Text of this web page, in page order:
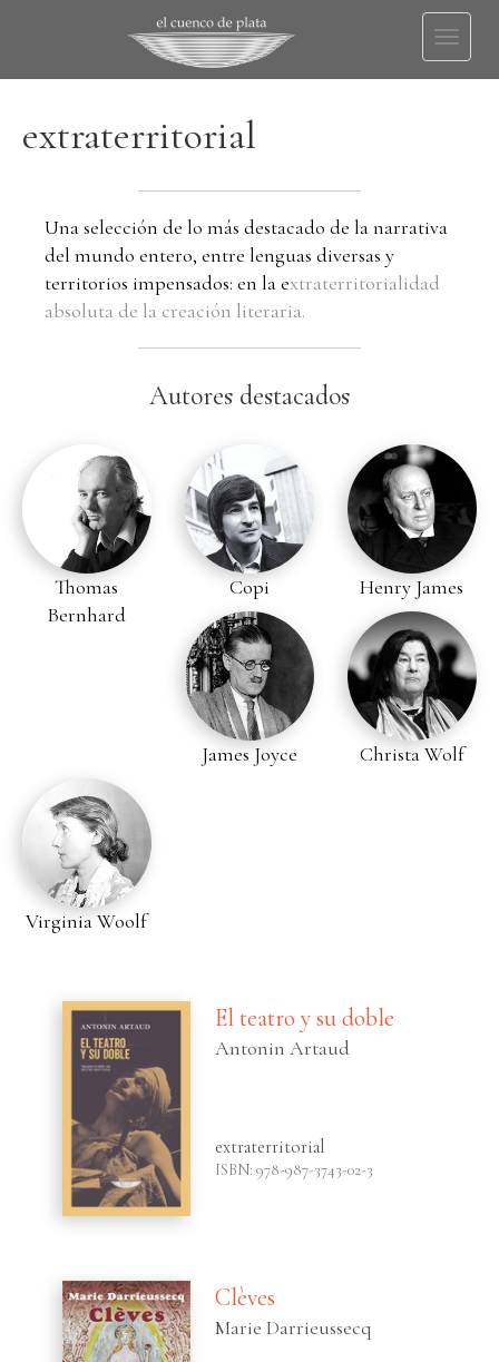
Toggle
extraterritorial
Una selección de lo más destacado de la narrativa
del mundo entero, entre lenguas diversas y
territorios impensados: en la extraterritorialidad
absoluta de la creación literaria.
Autores destacados
Thomas
Bernhard
Copi Henry James
James Joyce Christa Wolf
Virginia Woolf
El teatro y su doble
Antonin Artaud
extraterritorial
ISBN: 978-987-3743-02-3
Clèves
Marie Darrieussecq